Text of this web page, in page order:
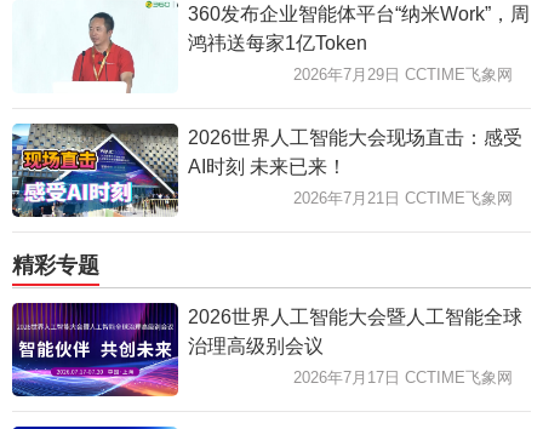
360发布企业智能体平台“纳米Work”，周
鸿祎送每家1亿Token
2026年7月29日 CCTIME飞象网
2026世界人工智能大会现场直击：感受
AI时刻 未来已来！
2026年7月21日 CCTIME飞象网
精彩专题
2026世界人工智能大会暨人工智能全球
治理高级别会议
2026年7月17日 CCTIME飞象网